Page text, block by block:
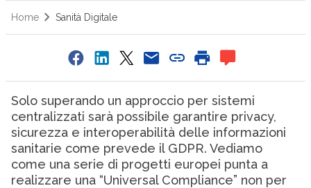
Home Sanità Digitale
Solo superando un approccio per sistemi
centralizzati sarà possibile garantire privacy,
sicurezza e interoperabilità delle informazioni
sanitarie come prevede il GDPR. Vediamo
come una serie di progetti europei punta a
realizzare una “Universal Compliance” non per